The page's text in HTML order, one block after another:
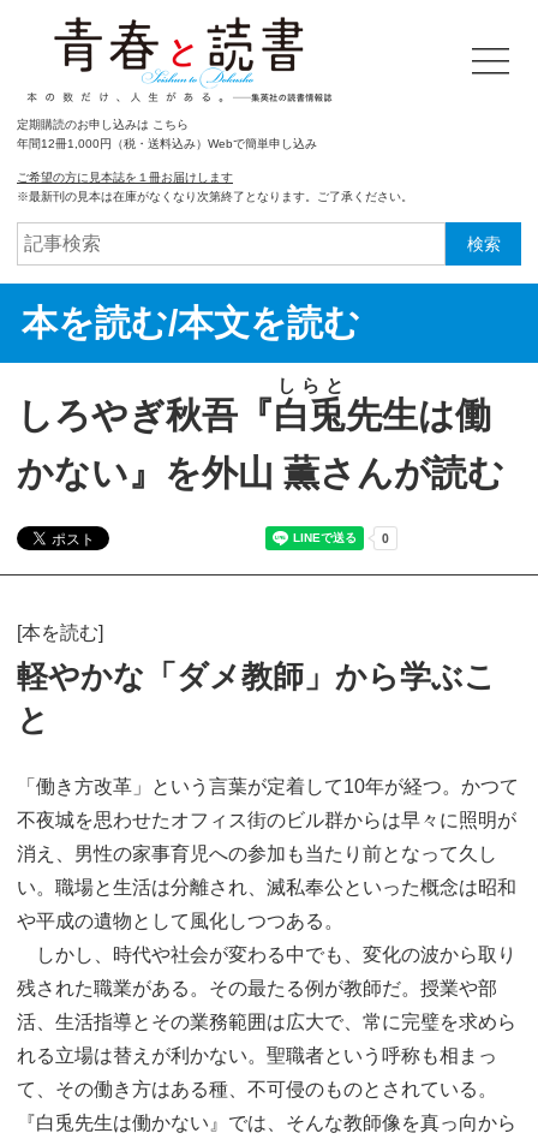
定期購読のお申し込みは こちら
年間12冊1,000円（税・送料込み）Webで簡単申し込み
ご希望の方に見本誌を１冊お届けします
※最新刊の見本は在庫がなくなり次第終了となります。ご了承ください。
検索
本を読む/本文を読む
しろやぎ秋吾『白兎
しらと
先生は働
かない』を外山 薫さんが読む
[本を読む]
軽やかな「ダメ教師」から学ぶこ
と
「働き方改革」という言葉が定着して10年が経つ。かつて
不夜城を思わせたオフィス街のビル群からは早々に照明が
消え、男性の家事育児への参加も当たり前となって久し
い。職場と生活は分離され、滅私奉公といった概念は昭和
や平成の遺物として風化しつつある。
しかし、時代や社会が変わる中でも、変化の波から取り
残された職業がある。その最たる例が教師だ。授業や部
活、生活指導とその業務範囲は広大で、常に完璧を求めら
れる立場は替えが利かない。聖職者という呼称も相まっ
て、その働き方はある種、不可侵のものとされている。
『白兎先生は働かない』では、そんな教師像を真っ向から